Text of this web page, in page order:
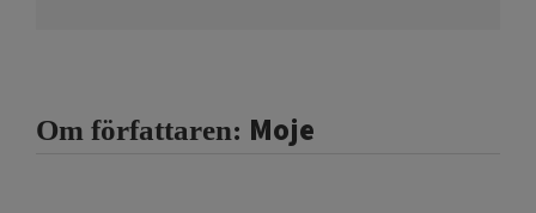
Om författaren: Moje